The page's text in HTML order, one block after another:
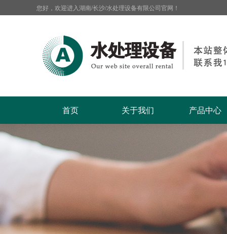
您好，欢迎进入湖南/长沙/水处理设备有限公司官网！
首页 关于我们 产品中心